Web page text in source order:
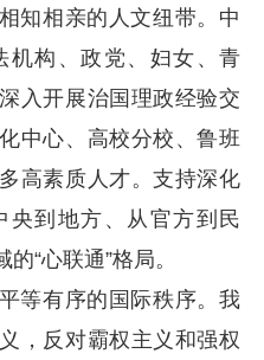
知相亲的人文纽带。中
机构、政党、妇女、青
入开展治国理政经验交
中心、高校分校、鲁班
高素质人才。支持深化
央到地方、从官方到民
“心联通”格局。
等有序的国际秩序。我
，反对霸权主义和强权